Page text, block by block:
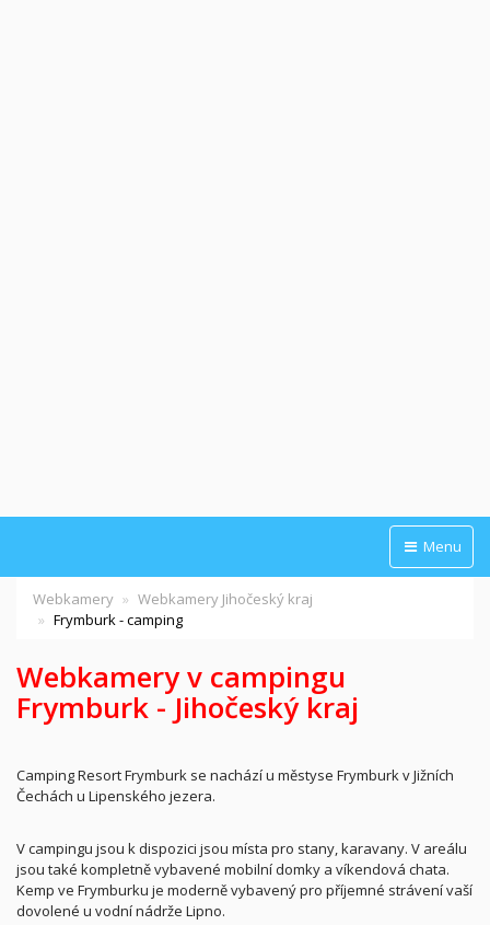
Menu
Webkamery
Webkamery Jihočeský kraj
Frymburk - camping
Webkamery v campingu
Frymburk - Jihočeský kraj
Camping Resort Frymburk se nachází u městyse Frymburk v Jižních
Čechách u Lipenského jezera.
V campingu jsou k dispozici jsou místa pro stany, karavany. V areálu
jsou také kompletně vybavené mobilní domky a víkendová chata.
Kemp ve Frymburku je moderně vybavený pro příjemné strávení vaší
dovolené u vodní nádrže Lipno.